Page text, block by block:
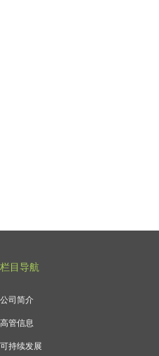
栏目导航
公司简介
高管信息
可持续发展